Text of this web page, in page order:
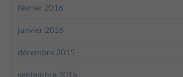
février 2016
janvier 2016
décembre 2015
septembre 2015